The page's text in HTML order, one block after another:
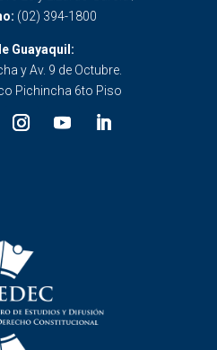
(02) 394-1800
Guayaquil:
y Av. 9 de Octubre.
Pichincha 6to Piso